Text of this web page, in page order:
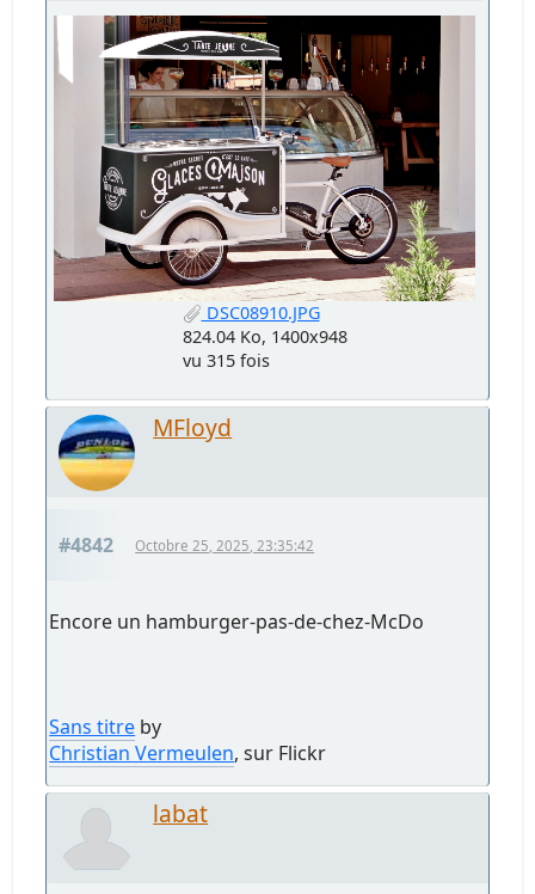
DSC08910.JPG
824.04 Ko, 1400x948
vu 315 fois
MFloyd
#4842 Octobre 25, 2025, 23:35:42
Encore un hamburger-pas-de-chez-McDo
Sans titre by
Christian Vermeulen, sur Flickr
labat